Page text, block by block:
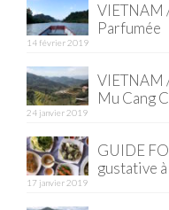
Mu Cang
Quy Nhon
EUROPE
France
VIETNAM
Parfumée
14 février 2019
VIETNAM
Mu Cang
24 janvier 2019
GUIDE
gustative
17 janvier 2019